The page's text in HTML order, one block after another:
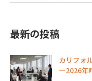
最新の投稿
カリフォ
―2026年